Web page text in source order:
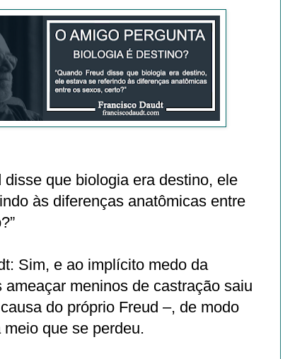
disse que biologia era destino, ele
às diferenças anatômicas entre
Sim, e ao implícito medo da
ameaçar meninos de castração saiu
do próprio Freud –, de modo
que se perdeu.